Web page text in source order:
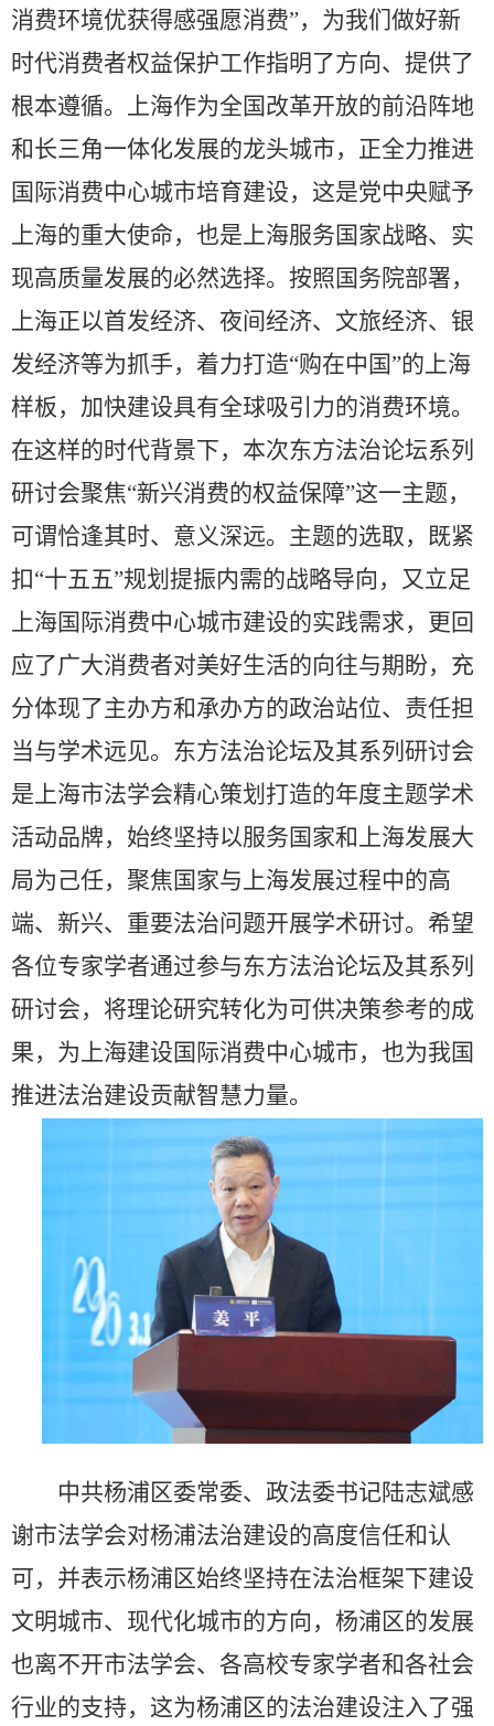
消费环境优获得感强愿消费”，为我们做好新
时代消费者权益保护工作指明了方向、提供了
根本遵循。上海作为全国改革开放的前沿阵地
和长三角一体化发展的龙头城市，正全力推进
国际消费中心城市培育建设，这是党中央赋予
上海的重大使命，也是上海服务国家战略、实
现高质量发展的必然选择。按照国务院部署，
上海正以首发经济、夜间经济、文旅经济、银
发经济等为抓手，着力打造“购在中国”的上海
样板，加快建设具有全球吸引力的消费环境。
在这样的时代背景下，本次东方法治论坛系列
研讨会聚焦“新兴消费的权益保障”这一主题，
可谓恰逢其时、意义深远。主题的选取，既紧
扣“十五五”规划提振内需的战略导向，又立足
上海国际消费中心城市建设的实践需求，更回
应了广大消费者对美好生活的向往与期盼，充
分体现了主办方和承办方的政治站位、责任担
当与学术远见。东方法治论坛及其系列研讨会
是上海市法学会精心策划打造的年度主题学术
活动品牌，始终坚持以服务国家和上海发展大
局为己任，聚焦国家与上海发展过程中的高
端、新兴、重要法治问题开展学术研讨。希望
各位专家学者通过参与东方法治论坛及其系列
研讨会，将理论研究转化为可供决策参考的成
果，为上海建设国际消费中心城市，也为我国
推进法治建设贡献智慧力量。
中共杨浦区委常委、政法委书记陆志斌感
谢市法学会对杨浦法治建设的高度信任和认
可，并表示杨浦区始终坚持在法治框架下建设
文明城市、现代化城市的方向，杨浦区的发展
也离不开市法学会、各高校专家学者和各社会
行业的支持，这为杨浦区的法治建设注入了强